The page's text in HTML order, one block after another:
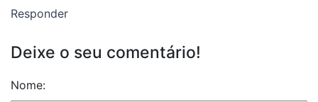
Responder
Deixe o seu comentário!
Nome: